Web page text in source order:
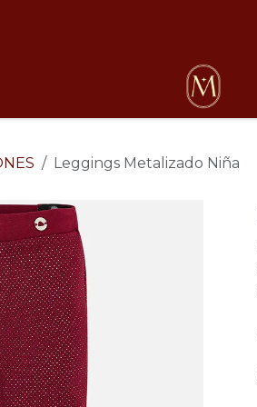
Leggings Metalizado Niña